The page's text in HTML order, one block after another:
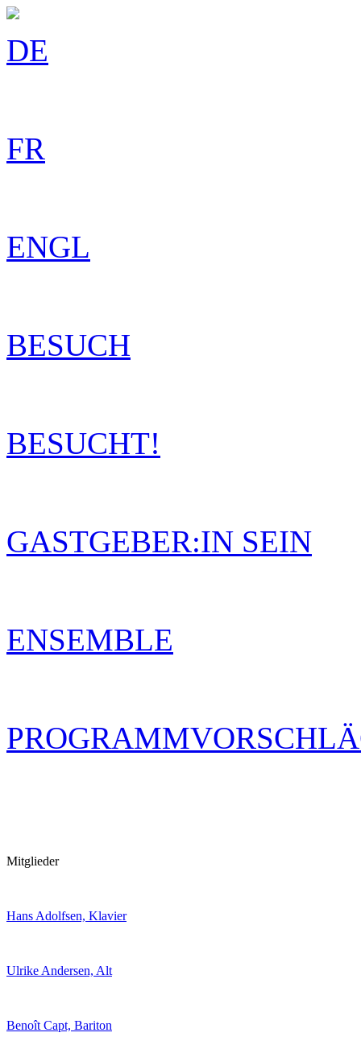
DE
FR
ENGL
BESUCH
BESUCHT!
GASTGEBER:IN SEIN
ENSEMBLE
Mitglieder
Hans Adolfsen, Klavier
Ulrike Andersen, Alt
Benoît Capt, Bariton